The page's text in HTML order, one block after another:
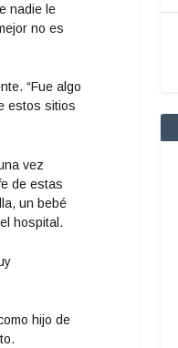
nadie le
no es
“Fue algo
estos sitios
vez
de estas
un bebé
hospital.
hijo de